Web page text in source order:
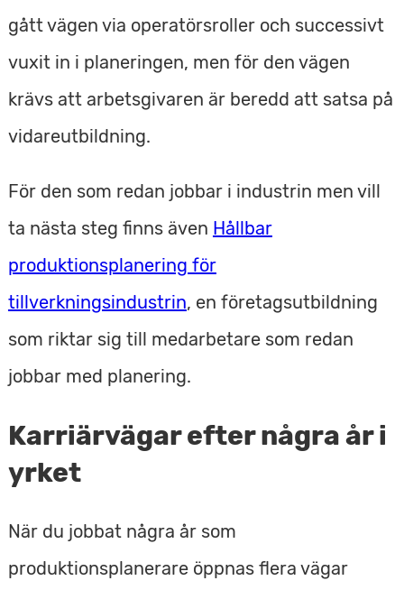
gått vägen via operatörsroller och successivt
vuxit in i planeringen, men för den vägen
krävs att arbetsgivaren är beredd att satsa på
vidareutbildning.
För den som redan jobbar i industrin men vill
ta nästa steg finns även Hållbar
produktionsplanering för
tillverkningsindustrin, en företagsutbildning
som riktar sig till medarbetare som redan
jobbar med planering.
Karriärvägar efter några år i
yrket
När du jobbat några år som
produktionsplanerare öppnas flera vägar